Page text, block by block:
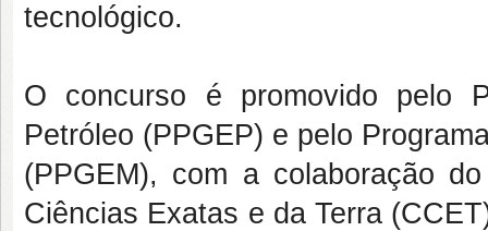
tecnológico.
O concurso é promovido pelo
Petróleo (PPGEP) e pelo
(PPGEM), com a colaboração
Ciências Exatas e da Terra